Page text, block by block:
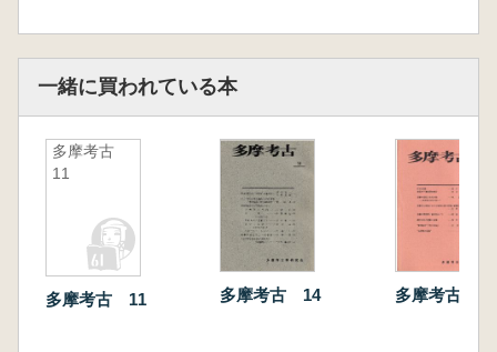
一緒に買われている本
多摩考古
11
多摩考古 11 多摩考古 14 多摩考古 18